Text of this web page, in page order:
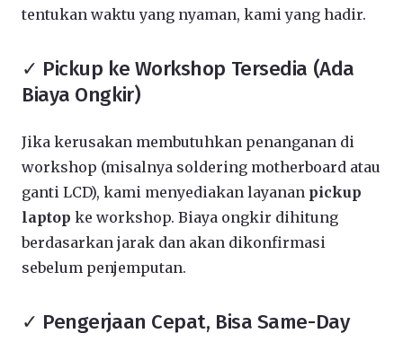
tentukan waktu yang nyaman, kami yang hadir.
✓ Pickup ke Workshop Tersedia (Ada
Biaya Ongkir)
Jika kerusakan membutuhkan penanganan di
workshop (misalnya soldering motherboard atau
ganti LCD), kami menyediakan layanan pickup
laptop ke workshop. Biaya ongkir dihitung
berdasarkan jarak dan akan dikonfirmasi
sebelum penjemputan.
✓ Pengerjaan Cepat, Bisa Same-Day